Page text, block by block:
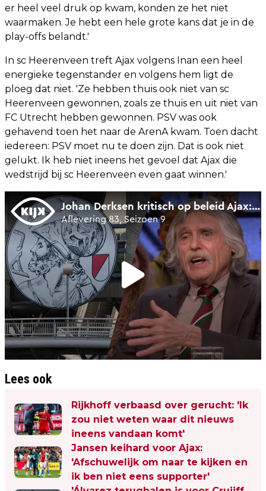
er heel veel druk op kwam, konden ze het niet
waarmaken. Je hebt een hele grote kans dat je in de
play-offs belandt.'
In sc Heerenveen treft Ajax volgens Inan een heel
energieke tegenstander en volgens hem ligt de
ploeg dat niet. 'Ze hebben thuis ook niet van sc
Heerenveen gewonnen, zoals ze thuis en uit niet van
FC Utrecht hebben gewonnen. PSV was ook
gehavend toen het naar de ArenA kwam. Toen dacht
iedereen: PSV moet nu te doen zijn. Dat is ook niet
gelukt. Ik heb niet ineens het gevoel dat Ajax die
wedstrijd bij sc Heerenveen even gaat winnen.'
Lees ook
Rijkhoff verbaasd over gerucht: 'Ik
zou niet weten waar dit nieuws
ineens vandaan komt'
Jansen keihard voor Ajax:
'Afschuwelijk om naar te kijken en
ik ben niet eens supporter'